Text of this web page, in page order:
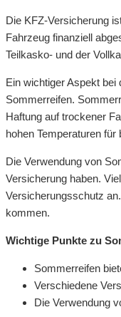
Die KFZ-Versicherung
Fahrzeug finanziell
Teilkasko- und der
Ein wichtiger Aspekt bei
Sommerreifen.
Haftung auf trockener
hohen Temperaturen
Die Verwendung von
Versicherung haben.
Versicherungsschutz
kommen.
Wichtige Punkte zu
Sommerreifen
Verschiedene
Die Verwendung